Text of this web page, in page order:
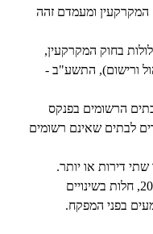
ומעמדם זהה
בחוק המקרקעין,
(ניהול ורישום), התשע"ב -
הרשומים בפנקס
לבתים שאינם רשומים
שתי דירות או יותר.
תקנות סדרי הדין האזרחי, התשפ"א- 2020, חלות בשינויים
בפני המפקח.